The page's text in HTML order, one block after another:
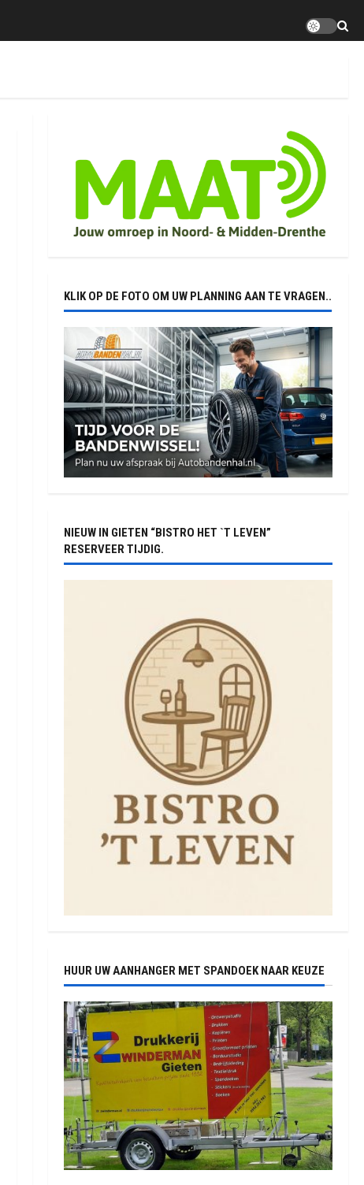
KLIK OP DE FOTO OM UW PLANNING AAN TE VRAGEN..
NIEUW IN GIETEN “BISTRO HET `T LEVEN”
RESERVEER TIJDIG.
HUUR UW AANHANGER MET SPANDOEK NAAR KEUZE